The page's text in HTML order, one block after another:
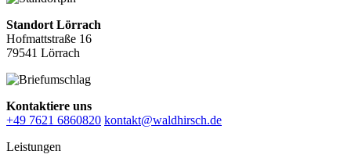
Standort Lörrach
Hofmattstraße 16
79541 Lörrach
Kontaktiere uns
+49 7621 6860820 kontakt@waldhirsch.de
Leistungen